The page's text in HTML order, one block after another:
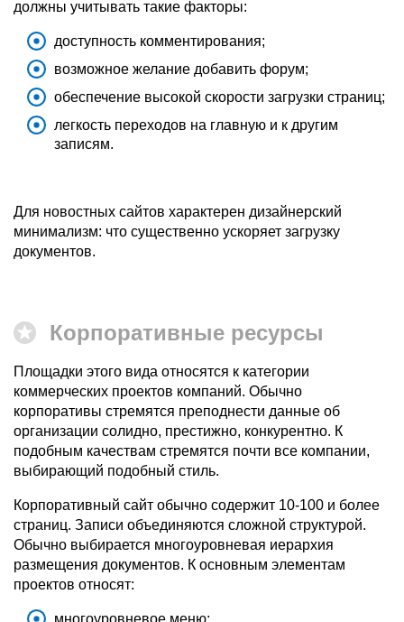
должны учитывать такие факторы:
доступность комментирования;
возможное желание добавить форум;
обеспечение высокой скорости загрузки страниц;
легкость переходов на главную и к другим
записям.
Для новостных сайтов характерен дизайнерский
минимализм: что существенно ускоряет загрузку
документов.
Корпоративные ресурсы
Площадки этого вида относятся к категории
коммерческих проектов компаний. Обычно
корпоративы стремятся преподнести данные об
организации солидно, престижно, конкурентно. К
подобным качествам стремятся почти все компании,
выбирающий подобный стиль.
Корпоративный сайт обычно содержит 10-100 и более
страниц. Записи объединяются сложной структурой.
Обычно выбирается многоуровневая иерархия
размещения документов. К основным элементам
проектов относят: